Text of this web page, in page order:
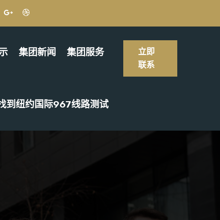
集团新闻 集团服务
到纽约国际967线路测试
立即
联系